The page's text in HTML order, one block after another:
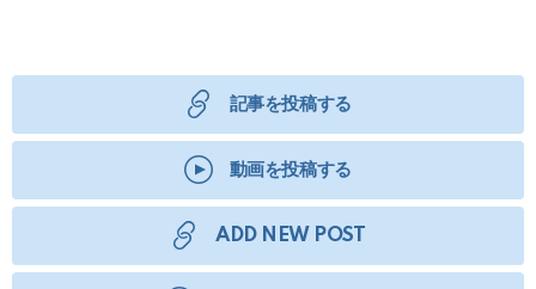
記事を投稿する
動画を投稿する
ADD NEW POST